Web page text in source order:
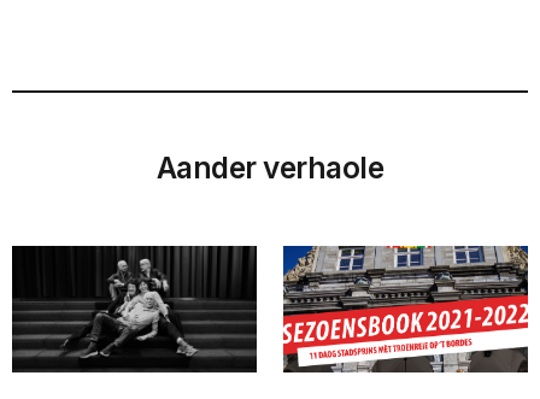
Aander verhaole